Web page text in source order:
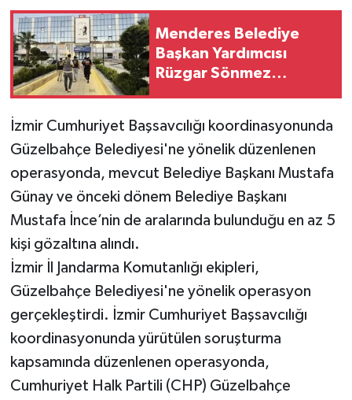
Menderes Belediye
Başkan Yardımcısı
Rüzgar Sönmez
İzmir Cumhuriyet Başsavcılığı koordinasyonunda
Güzelbahçe Belediyesi'ne yönelik düzenlenen
operasyonda, mevcut Belediye Başkanı Mustafa
Günay ve önceki dönem Belediye Başkanı
Mustafa İnce’nin de aralarında bulunduğu en az 5
kişi gözaltına alındı.
İzmir İl Jandarma Komutanlığı ekipleri,
Güzelbahçe Belediyesi'ne yönelik operasyon
gerçekleştirdi. İzmir Cumhuriyet Başsavcılığı
koordinasyonunda yürütülen soruşturma
kapsamında düzenlenen operasyonda,
Cumhuriyet Halk Partili (CHP) Güzelbahçe